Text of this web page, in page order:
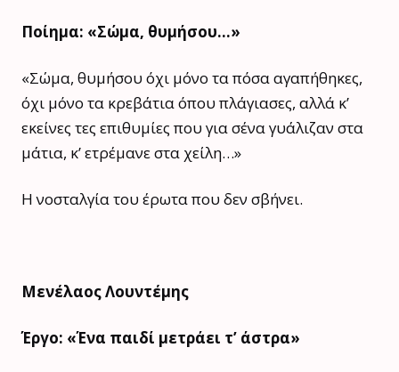
Ποίημα: «Σώμα, θυμήσου…»
«Σώμα, θυμήσου όχι μόνο τα πόσα αγαπήθηκες,
όχι μόνο τα κρεβάτια όπου πλάγιασες, αλλά κ’
εκείνες τες επιθυμίες που για σένα γυάλιζαν στα
μάτια, κ’ ετρέμανε στα χείλη…»
Η νοσταλγία του έρωτα που δεν σβήνει.
Μενέλαος Λουντέμης
Έργο: «Ένα παιδί μετράει τ’ άστρα»